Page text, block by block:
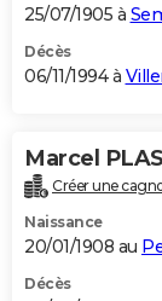
25/07/1905 à
Décès
06/11/1994 à
Marcel
Créer une
Naissance
20/01/1908 au
Décès